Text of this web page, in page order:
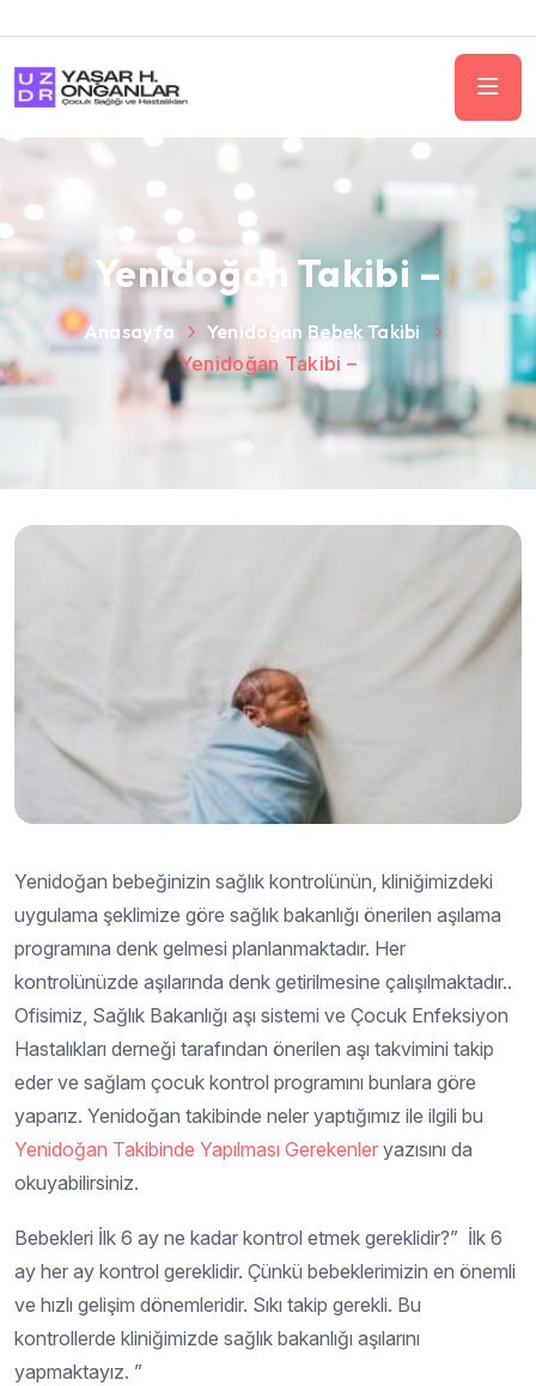
Yenidoğan Takibi –
Anasayfa
Yenidoğan Bebek Takibi
Yenidoğan Takibi –
Yenidoğan bebeğinizin sağlık kontrolünün, kliniğimizdeki
uygulama şeklimize göre sağlık bakanlığı önerilen aşılama
programına denk gelmesi planlanmaktadır. Her
kontrolünüzde aşılarında denk getirilmesine çalışılmaktadır..
Ofisimiz, Sağlık Bakanlığı aşı sistemi ve Çocuk Enfeksiyon
Hastalıkları derneği tarafından önerilen aşı takvimini takip
eder ve sağlam çocuk kontrol programını bunlara göre
yaparız. Yenidoğan takibinde neler yaptığımız ile ilgili bu
Yenidoğan Takibinde Yapılması Gerekenler yazısını da
okuyabilirsiniz.
Bebekleri İlk 6 ay ne kadar kontrol etmek gereklidir?” İlk 6
ay her ay kontrol gereklidir. Çünkü bebeklerimizin en önemli
ve hızlı gelişim dönemleridir. Sıkı takip gerekli. Bu
kontrollerde kliniğimizde sağlık bakanlığı aşılarını
yapmaktayız. ”